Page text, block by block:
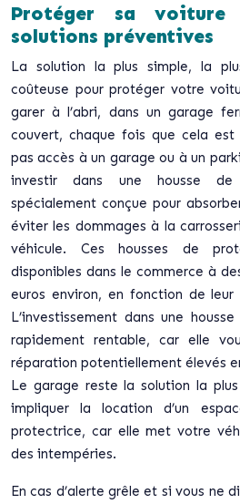
Protéger sa
solutions préventives
La solution la plus simple, la
coûteuse pour protéger votre
garer à l’abri, dans un garage
couvert, chaque fois que cela est
pas accès à un garage ou à un
investir dans une housse de
spécialement conçue pour
éviter les dommages à la
véhicule. Ces housses de
disponibles dans le commerce à
euros environ, en fonction de
L’investissement dans une
rapidement rentable, car elle
réparation potentiellement élevés
Le garage reste la solution la
impliquer la location d’un
protectrice, car elle met votre
des intempéries.
En cas d’alerte grêle et si vous ne